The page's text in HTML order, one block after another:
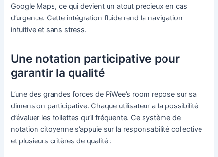
Google Maps, ce qui devient un atout précieux en cas
d’urgence. Cette intégration fluide rend la navigation
intuitive et sans stress.
Une notation participative pour
garantir la qualité
L’une des grandes forces de PiWee’s room repose sur sa
dimension participative. Chaque utilisateur a la possibilité
d’évaluer les toilettes qu’il fréquente. Ce système de
notation citoyenne s’appuie sur la responsabilité collective
et plusieurs critères de qualité :